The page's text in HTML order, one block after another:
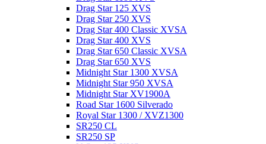
Drag Star 125 XVS
Drag Star 250 XVS
Drag Star 400 Classic XVSA
Drag Star 400 XVS
Drag Star 650 Classic XVSA
Drag Star 650 XVS
Midnight Star 1300 XVSA
Midnight Star 950 XVSA
Midnight Star XV1900A
Road Star 1600 Silverado
Royal Star 1300 / XVZ1300
SR250 CL
SR250 SP